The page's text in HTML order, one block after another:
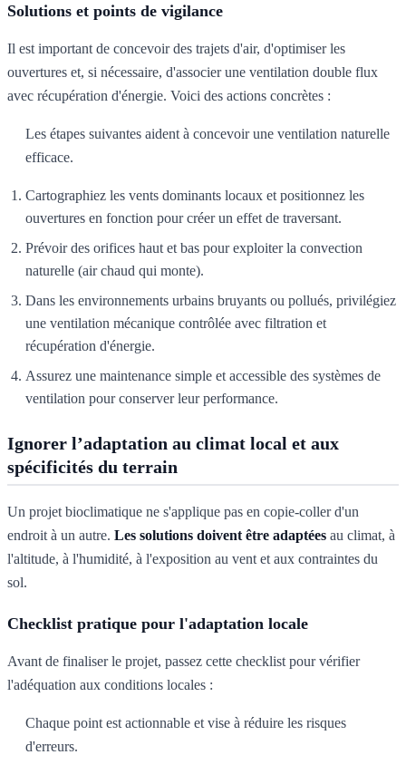
Solutions et points de vigilance
Il est important de concevoir des trajets d'air, d'optimiser les
ouvertures et, si nécessaire, d'associer une ventilation double flux
avec récupération d'énergie. Voici des actions concrètes :
Les étapes suivantes aident à concevoir une ventilation naturelle
efficace.
Cartographiez les vents dominants locaux et positionnez les
ouvertures en fonction pour créer un effet de traversant.
Prévoir des orifices haut et bas pour exploiter la convection
naturelle (air chaud qui monte).
Dans les environnements urbains bruyants ou pollués, privilégiez
une ventilation mécanique contrôlée avec filtration et
récupération d'énergie.
Assurez une maintenance simple et accessible des systèmes de
ventilation pour conserver leur performance.
Ignorer l’adaptation au climat local et aux
spécificités du terrain
Un projet bioclimatique ne s'applique pas en copie-coller d'un
endroit à un autre. Les solutions doivent être adaptées au climat, à
l'altitude, à l'humidité, à l'exposition au vent et aux contraintes du
sol.
Checklist pratique pour l'adaptation locale
Avant de finaliser le projet, passez cette checklist pour vérifier
l'adéquation aux conditions locales :
Chaque point est actionnable et vise à réduire les risques
d'erreurs.